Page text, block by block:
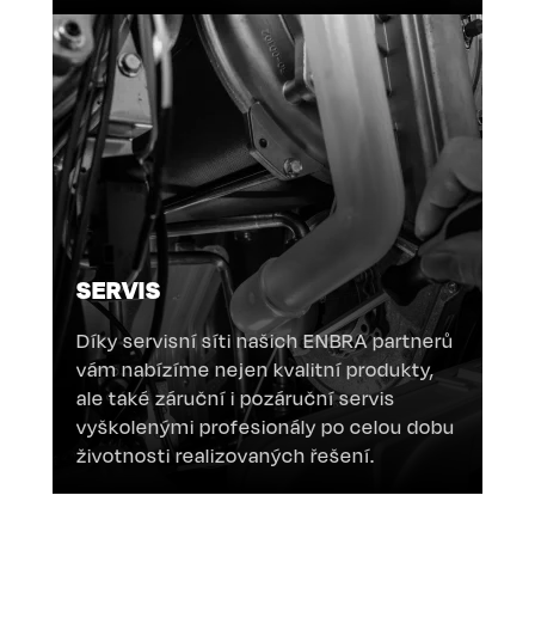
SERVIS
Díky servisní síti našich ENBRA partnerů
vám nabízíme nejen kvalitní produkty,
ale také záruční i pozáruční servis
vyškolenými profesionály po celou dobu
životnosti realizovaných řešení.